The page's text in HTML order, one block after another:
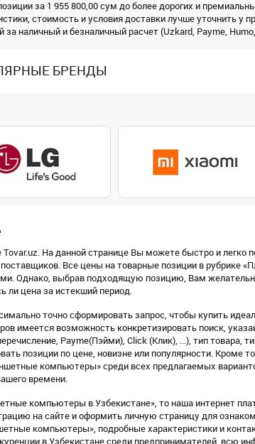
за 1 955 800,00 сум до более дорогих и
стоимость и условия доставки лучше уточнить у
наличный и безналичный расчет (Uzkard, Payme,
БРЕНДЫ
На данной странице Вы можете быстро и легко
Все цены на товарные позиции в рубрике
Однако, выбрав подходящую позицию, Вам
ли цена за истекший период.
точно сформировать запрос, чтобы купить
имеется возможность конкретизировать поиск,
Payme(Пэйми), Click (Клик), ...), тип товара,
позиции по цене, новизне или популярности. Кроме
компьютеры» среди всех предлагаемых
времени.
компьютеры в Узбекистане», то наша интернет
на сайте и оформить личную страницу для
компьютеры», подробные характеристики и
в Узбекистане среди предпринимателей, всю